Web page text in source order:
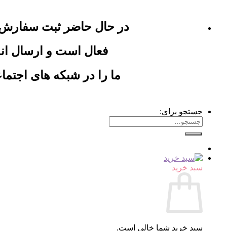
در حال حاضر ثبت
فعال است و ارسال
ما را در شبکه های
جستجو برای:
سبد خرید
سبد خرید شما خالی است.